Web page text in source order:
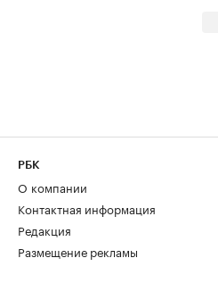
РБК
О компании
Контактная информация
Редакция
Размещение рекламы